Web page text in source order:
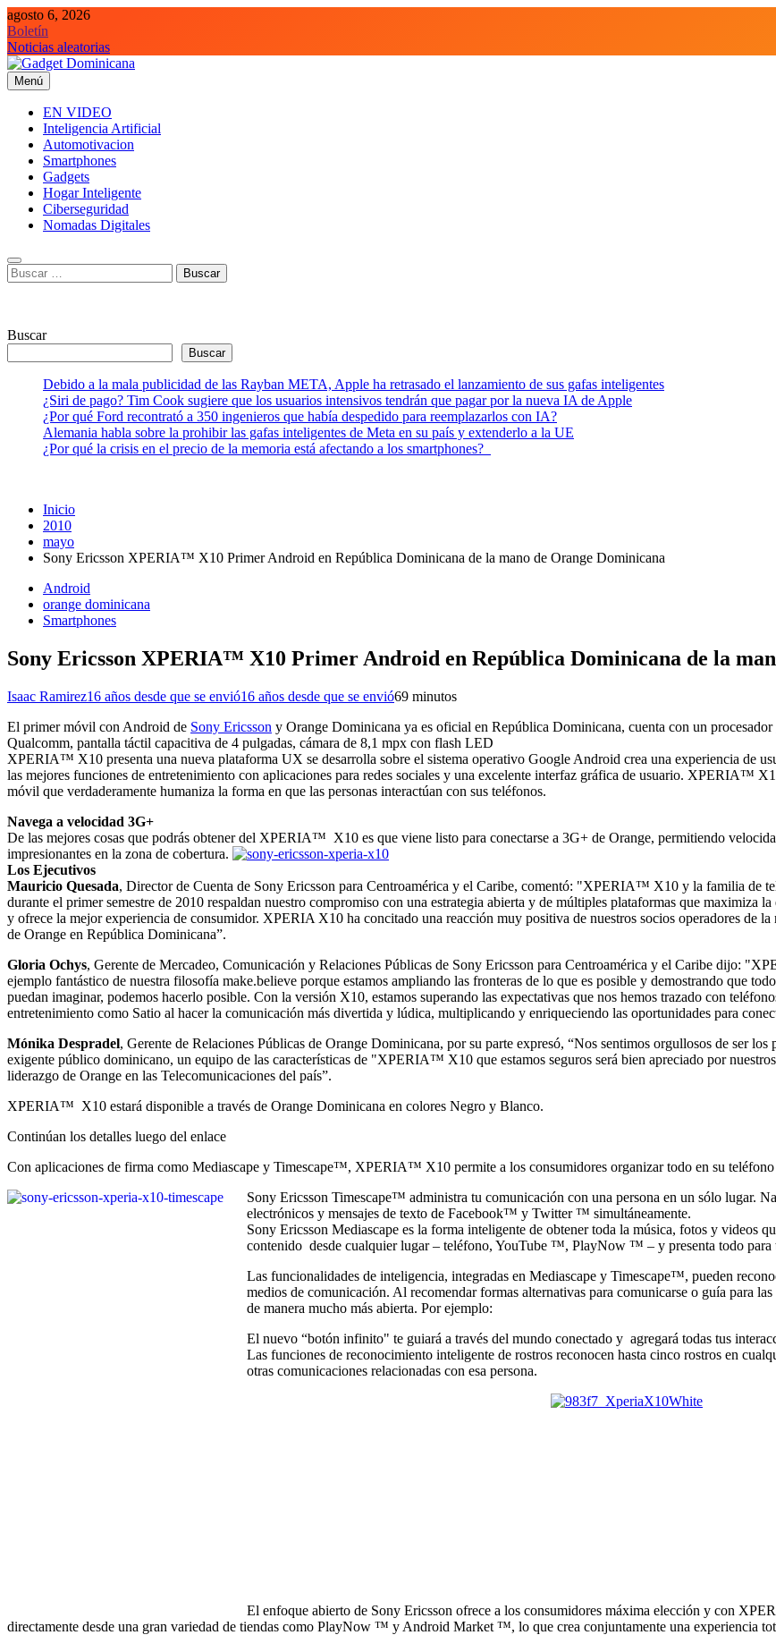
Saltar
al
contenido
agosto 6, 2026
Boletín
Noticias aleatorias
Gadget Dominicana
Gadgets y Tecnología de consumo
Menú
EN VIDEO
Inteligencia Artificial
Automotivacion
Smartphones
Gadgets
Hogar Inteligente
Ciberseguridad
Nomadas Digitales
Buscar:
Buscar
Buscar
Debido a la mala publicidad de las Rayban META, Apple ha retrasado el lanzamiento de sus gafas inteligentes
¿Siri de pago? Tim Cook sugiere que los usuarios intensivos tendrán que pagar por la nueva IA de Apple
¿Por qué Ford recontrató a 350 ingenieros que había despedido para reemplazarlos con IA?
Alemania habla sobre la prohibir las gafas inteligentes de Meta en su país y extenderlo a la UE
¿Por qué la crisis en el precio de la memoria está afectando a los smartphones?
Inicio
2010
mayo
Sony Ericsson XPERIA™ X10 Primer Android en República Dominicana de la mano de Orange Dominicana
Android
orange dominicana
Smartphones
Sony Ericsson XPERIA™ X10 Primer Android en República Dominicana de la
Isaac Ramirez16 años desde que se envió16 años desde que se envió69 minutos
El primer móvil con Android de Sony Ericsson y Orange Dominicana ya es oficial en República Dominicana, cuenta con un procesador
Qualcomm, pantalla táctil capacitiva de 4 pulgadas, cámara de 8,1 mpx con flash LED
XPERIA™ X10 presenta una nueva plataforma UX se desarrolla sobre el sistema operativo Google Android crea una experiencia de
las mejores funciones de entretenimiento con aplicaciones para redes sociales y una excelente interfaz gráfica de usuario. XPERIA™
móvil que verdaderamente humaniza la forma en que las personas interactúan con sus teléfonos.
Navega a velocidad 3G+
De las mejores cosas que podrás obtener del XPERIA™ X10 es que viene listo para conectarse a 3G+ de Orange, permitiendo
impresionantes en la zona de cobertura.
Los Ejecutivos
Mauricio Quesada, Director de Cuenta de Sony Ericsson para Centroamérica y el Caribe, comentó: "XPERIA™ X10 y la familia de
durante el primer semestre de 2010 respaldan nuestro compromiso con una estrategia abierta y de múltiples plataformas que maximiza
y ofrece la mejor experiencia de consumidor. XPERIA X10 ha concitado una reacción muy positiva de nuestros socios operadores de la
de Orange en República Dominicana”.
Gloria Ochys, Gerente de Mercadeo, Comunicación y Relaciones Públicas de Sony Ericsson para Centroamérica y el Caribe dijo:
ejemplo fantástico de nuestra filosofía make.believe porque estamos ampliando las fronteras de lo que es posible y demostrando que
puedan imaginar, podemos hacerlo posible. Con la versión X10, estamos superando las expectativas que nos hemos trazado con
entretenimiento como Satio al hacer la comunicación más divertida y lúdica, multiplicando y enriqueciendo las oportunidades para
Mónika Despradel, Gerente de Relaciones Públicas de Orange Dominicana, por su parte expresó, “Nos sentimos orgullosos de ser los
exigente público dominicano, un equipo de las características de "XPERIA™ X10 que estamos seguros será bien apreciado por
liderazgo de Orange en las Telecomunicaciones del país”.
XPERIA™ X10 estará disponible a través de Orange Dominicana en colores Negro y Blanco.
Continúan los detalles luego del enlace
Con aplicaciones de firma como Mediascape y Timescape™, XPERIA™ X10 permite a los consumidores organizar todo en su
Sony Ericsson Timescape™ administra tu comunicación con una persona en un sólo lugar.
electrónicos y mensajes de texto de Facebook™ y Twitter ™ simultáneamente.
Sony Ericsson Mediascape es la forma inteligente de obtener toda la música, fotos y videos
contenido desde cualquier lugar – teléfono, YouTube ™, PlayNow ™ – y presenta todo para
Las funcionalidades de inteligencia, integradas en Mediascape y Timescape™, pueden
medios de comunicación. Al recomendar formas alternativas para comunicarse o guía para
de manera mucho más abierta. Por ejemplo:
El nuevo “botón infinito" te guiará a través del mundo conectado y agregará todas tus
Las funciones de reconocimiento inteligente de rostros reconocen hasta cinco rostros en
otras comunicaciones relacionadas con esa persona.
El enfoque abierto de Sony Ericsson ofrece a los consumidores máxima elección y con
directamente desde una gran variedad de tiendas como PlayNow ™ y Android Market ™, lo que crea conjuntamente una experiencia